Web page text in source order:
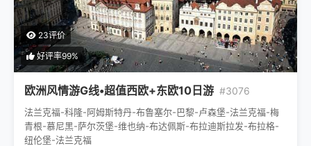
23评价
好评率99%
欧洲风情游G线•超值西欧+东欧10日游 #3076
法兰克福-科隆-阿姆斯特丹-布鲁塞尔-巴黎-卢森堡-法兰克福-梅
青根-慕尼黑-萨尔茨堡-维也纳-布达佩斯-布拉迪斯拉发-布拉格-
纽伦堡-法兰克福